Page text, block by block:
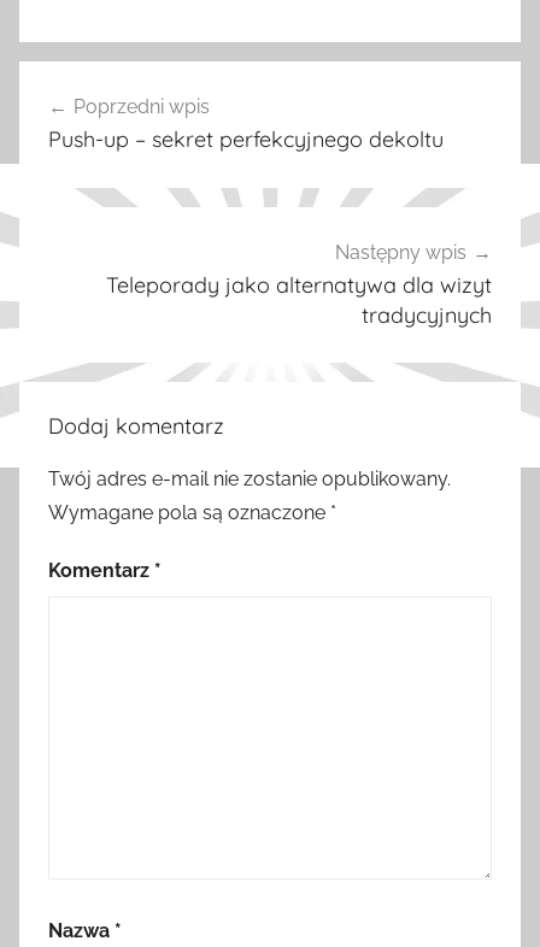
W
s
wpisu
Poprzedni wpis
Push-up – sekret perfekcyjnego dekoltu
Następny wpis
Teleporady jako alternatywa dla wizyt
tradycyjnych
Dodaj komentarz
Twój adres e-mail nie zostanie opublikowany.
Wymagane pola są oznaczone *
Komentarz *
Nazwa *